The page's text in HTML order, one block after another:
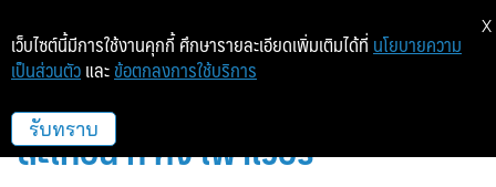
THE POWER SALE ช้อปสนั่น ดีล
สะเทือน ที่ คิง เพาเวอร์
เว็บไซต์นี้มีการใช้งานคุกกี้ ศึกษารายละเอียดเพิ่มเติมได้ที่ นโยบายความ
เป็นส่วนตัว และ ข้อตกลงการใช้บริการ
รับทราบ
X